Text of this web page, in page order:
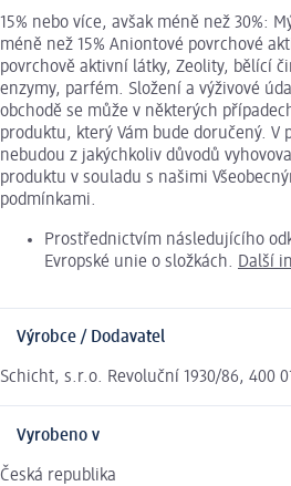
15% nebo více, avšak méně než 30%:
méně než 15% Aniontové povrchové
povrchově aktivní látky, Zeolity, bělící
enzymy, parfém. Složení a výživové
obchodě se může v některých
produktu, který Vám bude doručený. V
nebudou z jakýchkoliv důvodů
produktu v souladu s našimi
podmínkami.
Prostřednictvím následujícího
Evropské unie o složkách. Další
Výrobce / Dodavatel
Schicht, s.r.o. Revoluční 1930/86, 400
Vyrobeno v
Česká republika